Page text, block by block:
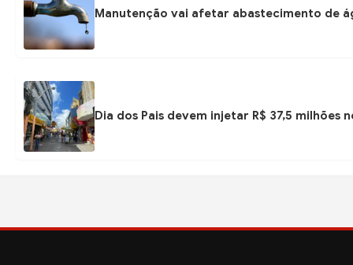
Manutenção vai afetar abastecimento de
Dia dos Pais devem injetar R$ 37,5 milhões